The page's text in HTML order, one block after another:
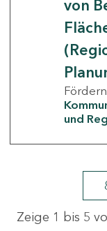
von
und
Zeige 1 bis 5